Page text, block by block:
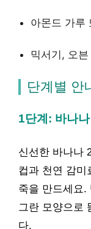
아몬드 가루
믹서기, 오븐
단계별 안
1단계: 바나
신선한 바나나
컵과 천연 감미
죽을 만드세요.
그란 모양으로
다.